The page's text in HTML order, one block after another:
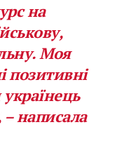
на
Моя
позитивні
– написала